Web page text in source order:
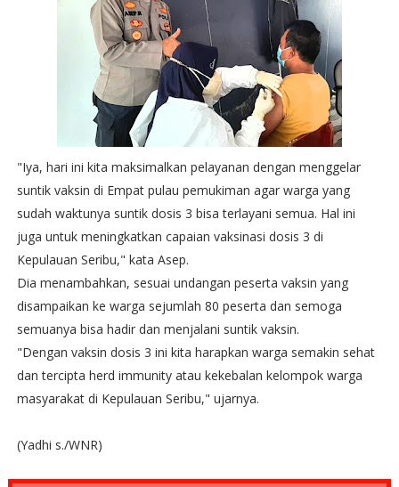
"Iya, hari ini kita maksimalkan pelayanan dengan menggelar
suntik vaksin di Empat pulau pemukiman agar warga yang
sudah waktunya suntik dosis 3 bisa terlayani semua. Hal ini
juga untuk meningkatkan capaian vaksinasi dosis 3 di
Kepulauan Seribu," kata Asep.
Dia menambahkan, sesuai undangan peserta vaksin yang
disampaikan ke warga sejumlah 80 peserta dan semoga
semuanya bisa hadir dan menjalani suntik vaksin.
"Dengan vaksin dosis 3 ini kita harapkan warga semakin sehat
dan tercipta herd immunity atau kekebalan kelompok warga
masyarakat di Kepulauan Seribu," ujarnya.
(Yadhi s./WNR)